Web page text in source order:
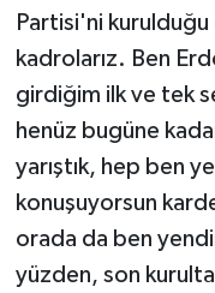
Partisi'ni
kadrolarız. Ben
girdiğim ilk ve tek
henüz bugüne
yarıştık, hep ben
konuşuyorsun
orada da ben
yüzden, son